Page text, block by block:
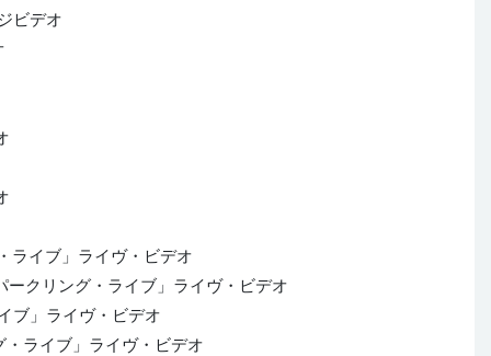
ビデオ
ライブ」ライヴ・ビデオ
クリング・ライブ」ライヴ・ビデオ
ブ」ライヴ・ビデオ
ライブ」ライヴ・ビデオ